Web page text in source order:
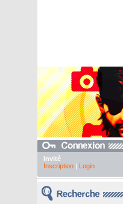
Invité
Inscription| Login